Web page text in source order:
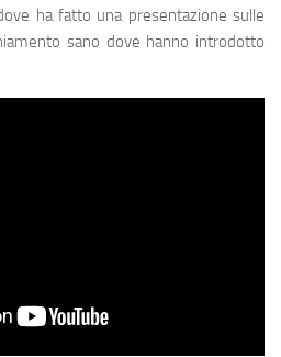
ha fatto una presentazione sulle
sano dove hanno introdotto